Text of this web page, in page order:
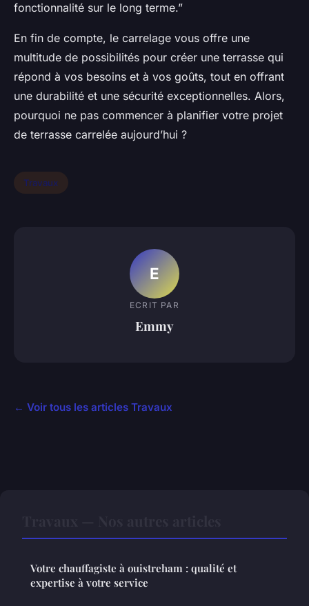
fonctionnalité sur le long terme.”
En fin de compte, le carrelage vous offre une
multitude de possibilités pour créer une terrasse qui
répond à vos besoins et à vos goûts, tout en offrant
une durabilité et une sécurité exceptionnelles. Alors,
pourquoi ne pas commencer à planifier votre projet
de terrasse carrelée aujourd’hui ?
Travaux
E
ECRIT PAR
Emmy
← Voir tous les articles Travaux
Votre chauffagiste à ouistreham : qualité et
expertise à votre service